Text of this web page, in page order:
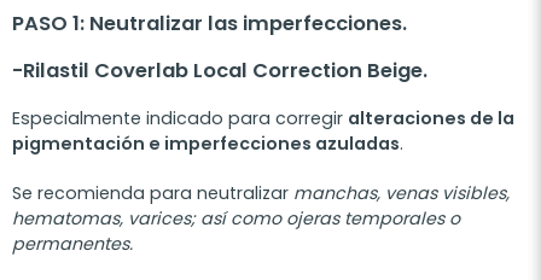
PASO 1: Neutralizar las imperfecciones.
-Rilastil Coverlab Local Correction Beige.
Especialmente indicado para corregir alteraciones de la
pigmentación e imperfecciones azuladas.
Se recomienda para neutralizar manchas, venas visibles,
hematomas, varices; así como ojeras temporales o
permanentes.